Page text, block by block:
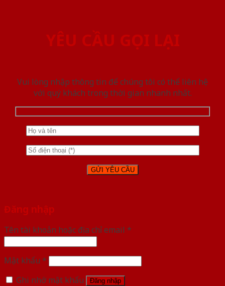
YÊU CẦU GỌI LẠI
Vui lòng nhập thông tin để chúng tôi có thể liên hệ
với quý khách trong thời gian nhanh nhất.
Đăng nhập
Tên tài khoản hoặc địa chỉ email *
Mật khẩu *
Ghi nhớ mật khẩu
Đăng nhập